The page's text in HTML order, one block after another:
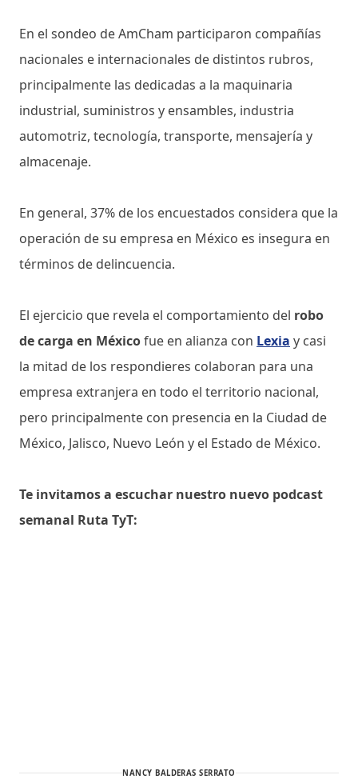
En el sondeo de AmCham participaron compañías
nacionales e internacionales de distintos rubros,
principalmente las dedicadas a la maquinaria
industrial, suministros y ensambles, industria
automotriz, tecnología, transporte, mensajería y
almacenaje.
En general, 37% de los encuestados considera que la
operación de su empresa en México es insegura en
términos de delincuencia.
El ejercicio que revela el comportamiento del robo
de carga en Méxicofue en alianza con Lexia y casi
la mitad de los respondieres colaboran para una
empresa extranjera en todo el territorio nacional,
pero principalmente con presencia en la Ciudad de
México, Jalisco, Nuevo León y el Estado de México.
Te invitamos a escuchar nuestro nuevo podcast
semanal Ruta TyT:
NANCY BALDERAS SERRATO